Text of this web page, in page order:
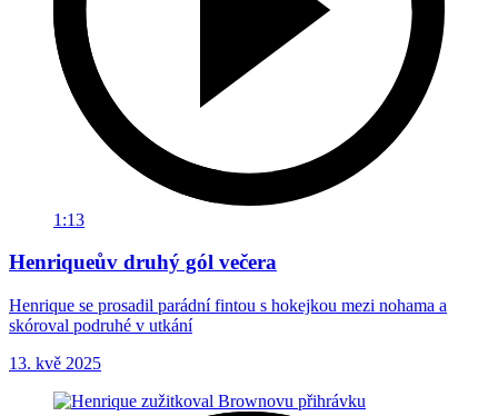
1:13
Henriqueův druhý gól večera
Henrique se prosadil parádní fintou s hokejkou mezi nohama a
skóroval podruhé v utkání
13. kvě 2025